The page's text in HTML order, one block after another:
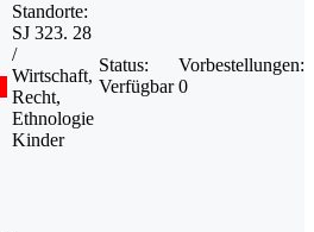
Standorte:
SJ 323. 28
/
Wirtschaft,
Recht,
Ethnologie
Kinder
Status:
Verfügbar
Vorbestellungen:
0